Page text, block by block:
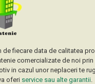
de fiecare data de calitatea
comercializate de noi prin
in cazul unor neplaceri te
oferi service sau alte garantii.